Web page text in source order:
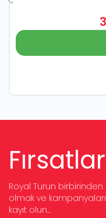
Royal Turun
olmak ve
kayıt olun...